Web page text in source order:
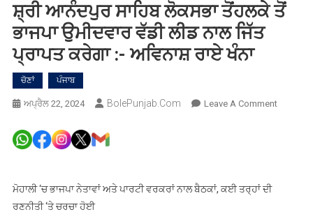
ਸ਼੍ਰੀ ਆਨੰਦਪੁਰ ਸਾਹਿਬ ਲੋਕਸਭਾ ਤੋਂਹਲਕੇ ਤੋਂ
ਭਾਜਪਾ ਉਮੀਦਵਾਰ ਵੱਡੀ ਲੀਡ ਨਾਲ ਜਿੱਤ
ਪ੍ਰਾਪਤ ਕਰੇਗਾ :- ਅਵਿਨਾਸ਼ ਰਾਏ ਖੰਨਾ
ਚੋਣਾਂ ਪੰਜਾਬ
ਅਪ੍ਰੈਲ 22, 2024 BolePunjab.com Leave A CommentOn
ਮੋਹਾਲੀ ‘ਚ ਭਾਜਪਾ ਨੇਤਾਵਾਂ ਅਤੇ ਪਾਰਟੀ ਵਰਕਰਾਂ ਨਾਲ ਬੈਠਕਾਂ, ਕਈ ਤਰ੍ਹਾਂ ਦੀ
ਰਣਨੀਤੀ ‘ਤੇ ਚਰਚਾ ਹੋਈ